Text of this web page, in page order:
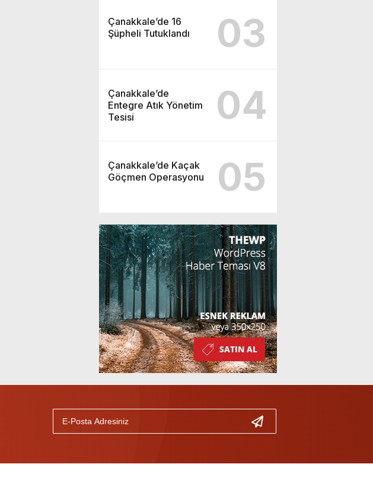
Çanakkale’de 16
Şüpheli Tutuklandı
03
Çanakkale’de
Entegre Atık Yönetim
Tesisi
04
Çanakkale’de Kaçak
Göçmen Operasyonu
05